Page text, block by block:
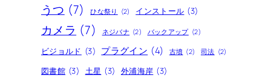
うつ (7) ひな祭り (2) インストール (3)
カメラ (7) ネジバナ (2) バックアップ (2)
ビジョルド (3) プラグイン (4) 古墳 (2) 司法 (2)
図書館 (3) 土星 (3) 外浦海岸 (3)